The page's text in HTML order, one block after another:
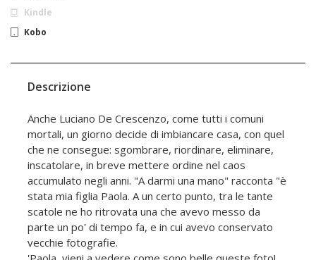
Kindle
Kobo
Descrizione
Anche Luciano De Crescenzo, come tutti i comuni
mortali, un giorno decide di imbiancare casa, con quel
che ne consegue: sgombrare, riordinare, eliminare,
inscatolare, in breve mettere ordine nel caos
accumulato negli anni. "A darmi una mano" racconta "è
stata mia figlia Paola. A un certo punto, tra le tante
scatole ne ho ritrovata una che avevo messo da
parte un po' di tempo fa, e in cui avevo conservato
vecchie fotografie.